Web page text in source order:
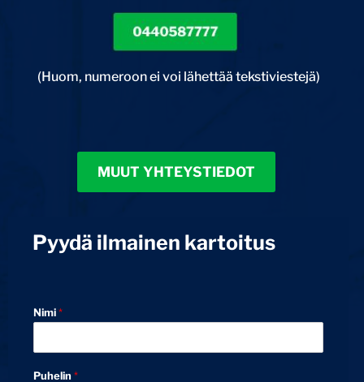
0440587777
(Huom, numeroon ei voi lähettää tekstiviestejä)
MUUT YHTEYSTIEDOT
Pyydä ilmainen kartoitus
Nimi*
Puhelin *